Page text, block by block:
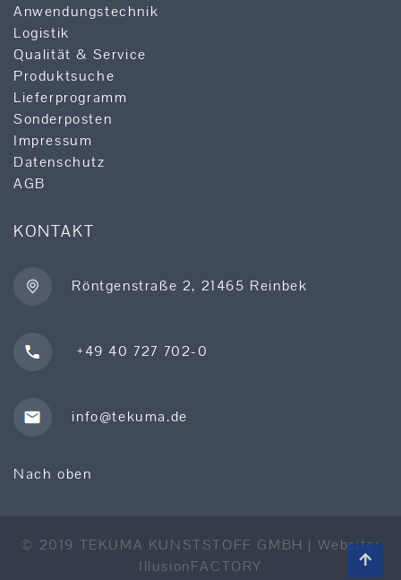
Anwendungstechnik
Logistik
Qualität & Service
Produktsuche
Lieferprogramm
Sonderposten
Impressum
Datenschutz
AGB
KONTAKT
Röntgenstraße 2, 21465 Reinbek
+49 40 727 702-0
info@tekuma.de
Nach oben
© 2019 TEKUMA KUNSTSTOFF GMBH | Website:
IllusionFACTORY